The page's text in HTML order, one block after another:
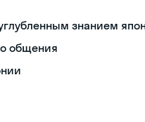
знанием
общения